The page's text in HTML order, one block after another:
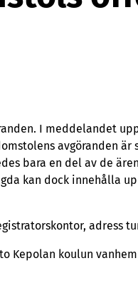
I meddelandet
avgöranden är
bara en del av de
kan dock innehålla
adress
Kepolan koulun